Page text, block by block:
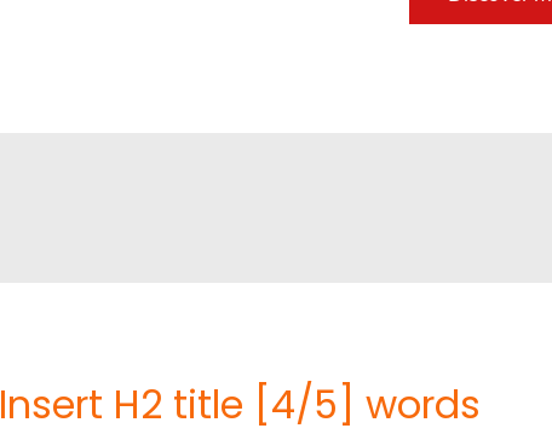
Insert H2 title [4/5] words